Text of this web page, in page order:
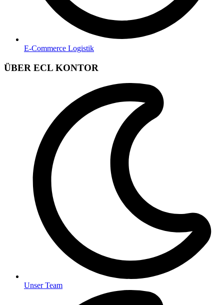
E-Commerce Logistik
ÜBER ECL KONTOR
Unser Team